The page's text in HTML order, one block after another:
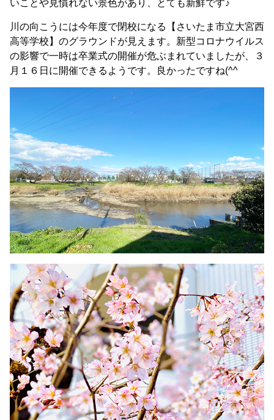
いことや見慣れない景色があり、とても新鮮です♪
川の向こうには今年度で閉校になる【さいたま市立大宮西
高等学校】のグラウンドが見えます。新型コロナウイルス
の影響で一時は卒業式の開催が危ぶまれていましたが、３
月１６日に開催できるようです。良かったですね(^^